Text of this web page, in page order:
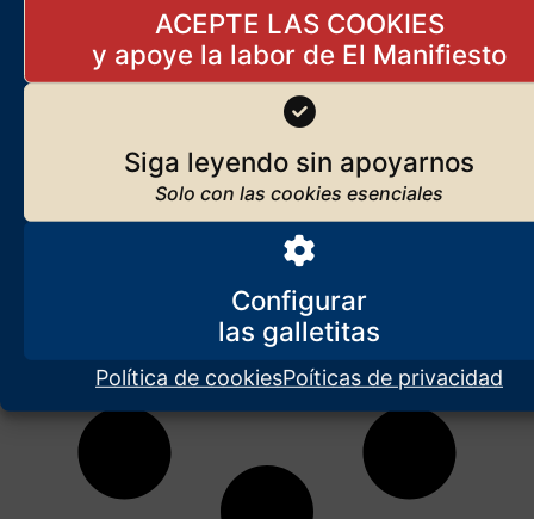
ACEPTE LAS COOKIES
Siga leyendo sin apoyarnos
Configurar
Política de cookiesPoíticas de privacidad
que, para mayor escarnio, hasta coadyuvarán a incrementar los
apagones eléctricos.